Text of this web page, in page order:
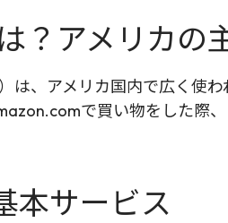
？アメリカの
は、アメリカ国内で広く使わ
で買い物をした際
本サービス